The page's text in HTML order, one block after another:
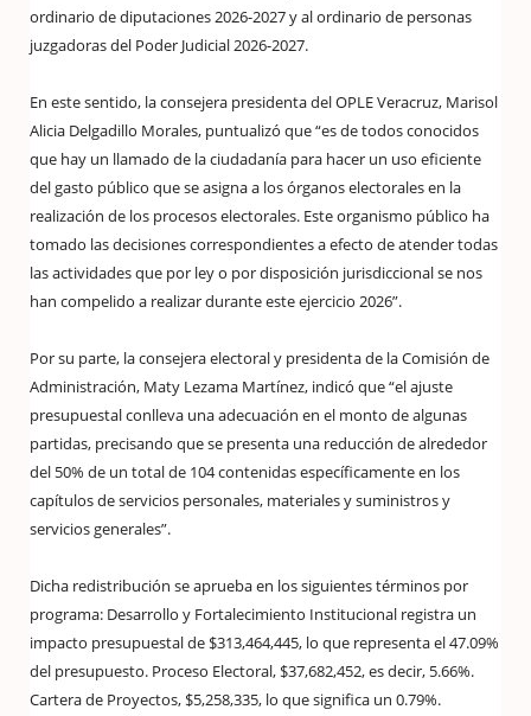
ordinario de diputaciones 2026-2027 y al ordinario de personas
juzgadoras del Poder Judicial 2026-2027.
En este sentido, la consejera presidenta del OPLE Veracruz, Marisol
Alicia Delgadillo Morales, puntualizó que “es de todos conocidos
que hay un llamado de la ciudadanía para hacer un uso eficiente
del gasto público que se asigna a los órganos electorales en la
realización de los procesos electorales. Este organismo público ha
tomado las decisiones correspondientes a efecto de atender todas
las actividades que por ley o por disposición jurisdiccional se nos
han compelido a realizar durante este ejercicio 2026”.
Por su parte, la consejera electoral y presidenta de la Comisión de
Administración, Maty Lezama Martínez, indicó que “el ajuste
presupuestal conlleva una adecuación en el monto de algunas
partidas, precisando que se presenta una reducción de alrededor
del 50% de un total de 104 contenidas específicamente en los
capítulos de servicios personales, materiales y suministros y
servicios generales”.
Dicha redistribución se aprueba en los siguientes términos por
programa: Desarrollo y Fortalecimiento Institucional registra un
impacto presupuestal de $313,464,445, lo que representa el 47.09%
del presupuesto. Proceso Electoral, $37,682,452, es decir, 5.66%.
Cartera de Proyectos, $5,258,335, lo que significa un 0.79%.